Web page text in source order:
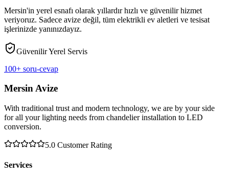
Mersin'in yerel esnafı olarak yıllardır hızlı ve güvenilir hizmet
veriyoruz. Sadece avize değil, tüm elektrikli ev aletleri ve tesisat
işlerinizde yanınızdayız.
Güvenilir Yerel Servis
100+ soru-cevap
Mersin Avize
With traditional trust and modern technology, we are by your side
for all your lighting needs from chandelier installation to LED
conversion.
5.0 Customer Rating
Services